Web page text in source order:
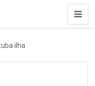
ilha